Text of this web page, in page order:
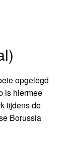
opgelegd
is hiermee
tijdens de
Borussia